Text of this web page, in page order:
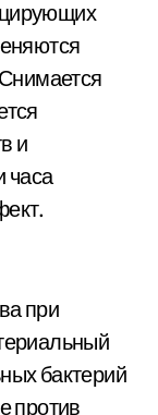
и
часа
при
бактерий
против